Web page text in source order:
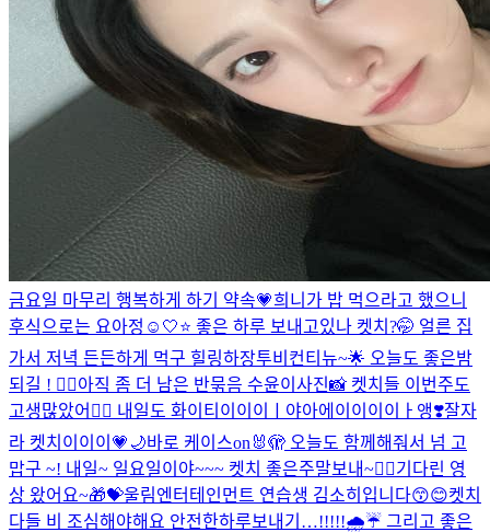
금요일 마무리 행복하게 하기 약속💗희니가 밥 먹으라고 했으니
후식으로는 요아정☺️ 🤍⭐️ 좋은 하루 보내고있나 켓치?🤭 얼른 집
가서 저녁 든든하게 먹구 힐링하장투비컨티뉴~🌟 오늘도 좋은밤
되길 ! ❤️‍🔥아직 좀 더 남은 반묶음 수윤이사진📸 켓치들 이번주도
고생많았어❤️‍🔥 내일도 화이티이이이ㅣ야아에이이이이ㅏ앵❣️잘자
라 켓치이이이💗🌙바로 케이스on🐰🫣 오늘도 함께해줘서 넘 고
맙구 ~! 내일~ 일요일이야~~~ 켓치 좋은주말보내~❤️‍🔥기다린 영
상 왔어요~🎁💝울림엔터테인먼트 연습생 김소히입니다😙😊켓치
다들 비 조심해야해요 안전한하루보내기…!!!!!🌧️☔️ 그리고 좋은